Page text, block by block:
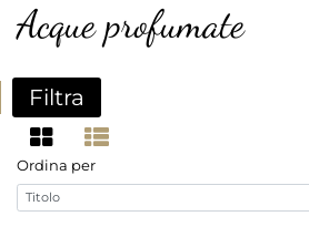
Acque profumate
Filtra
Ordina per